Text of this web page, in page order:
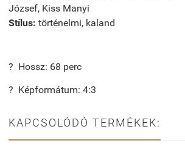
József, Kiss Manyi
Stílus: történelmi, kaland
? Hossz: 68 perc
? Képformátum: 4:3
KAPCSOLÓDÓ TERMÉKEK: